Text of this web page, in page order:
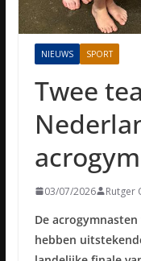
NIEUWS SPORT
Twee
03/07/2026 Rutger
De
hebben